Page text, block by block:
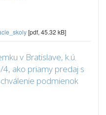
[pdf, 45.32 kB]
v Bratislave, k.ú.
4, ako priamy predaj s
podmienok